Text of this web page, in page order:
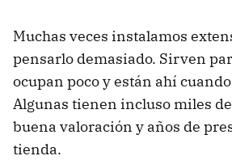
Muchas veces instalamos
pensarlo demasiado. Sirven
ocupan poco y están ahí
Algunas tienen incluso miles
buena valoración y años de
tienda.